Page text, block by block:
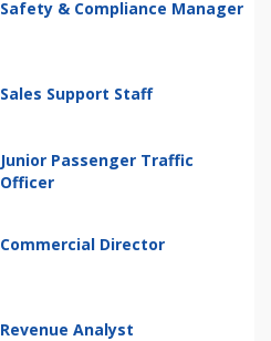
Safety & Compliance Manager
Sales Support Staff
Junior Passenger Traffic
Officer
Commercial Director
Revenue Analyst